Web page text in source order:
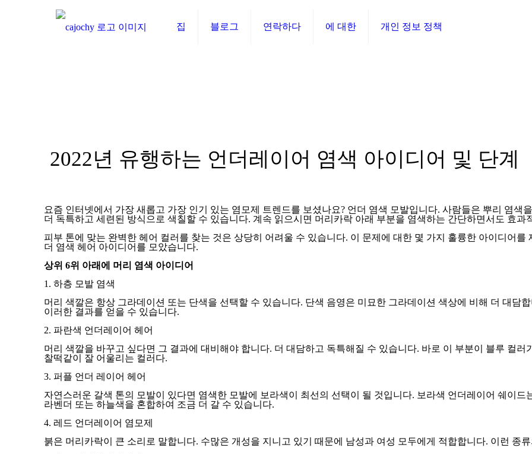
집 블로그 연락하다 에 대한 개인 정보 정책
2022년 유행하는 언더레이어 염색 아이디어 및 단계
요즘 인터넷에서 가장 새롭고 가장 인기 있는 염모제 트렌드를 보셨나요? 언더 염색 모발입니다. 사람들은 뿌리 염색
더 독특하고 세련된 방식으로 색칠할 수 있습니다. 계속 읽으시면 머리카락 아래 부분을 염색하는 간단하면서도 효과
피부 톤에 맞는 완벽한 헤어 컬러를 찾는 것은 상당히 어려울 수 있습니다. 이 문제에 대한 몇 가지 훌륭한 아이디어를
더 염색 헤어 아이디어를 모았습니다.
상위 6위 아래에 머리 염색 아이디어
1. 하층 모발 염색
머리 색깔은 항상 그라데이션 또는 단색을 선택할 수 있습니다. 단색 음영은 미묘한 그라데이션 색상에 비해 더 대담
이러한 결과를 얻을 수 있습니다.
2. 파란색 언더레이어 헤어
머리 색깔을 바꾸고 싶다면 그 결과에 대비해야 합니다. 더 대담하고 독특해질 수 있습니다. 바로 이 부분이 블루 컬
찰떡같이 잘 어울리는 컬러다.
3. 퍼플 언더 레이어 헤어
자연스러운 갈색 톤의 모발이 있다면 염색한 모발에 보라색이 최선의 선택이 될 것입니다. 보라색 언더레이어 쉐이
라벤더 또는 하늘색을 혼합하여 조금 더 갈 수 있습니다.
4. 레드 언더레이어 염모제
붉은 머리카락이 큰 소리로 말합니다. 수많은 개성을 지니고 있기 때문에 남성과 여성 모두에게 적합합니다. 이런 종